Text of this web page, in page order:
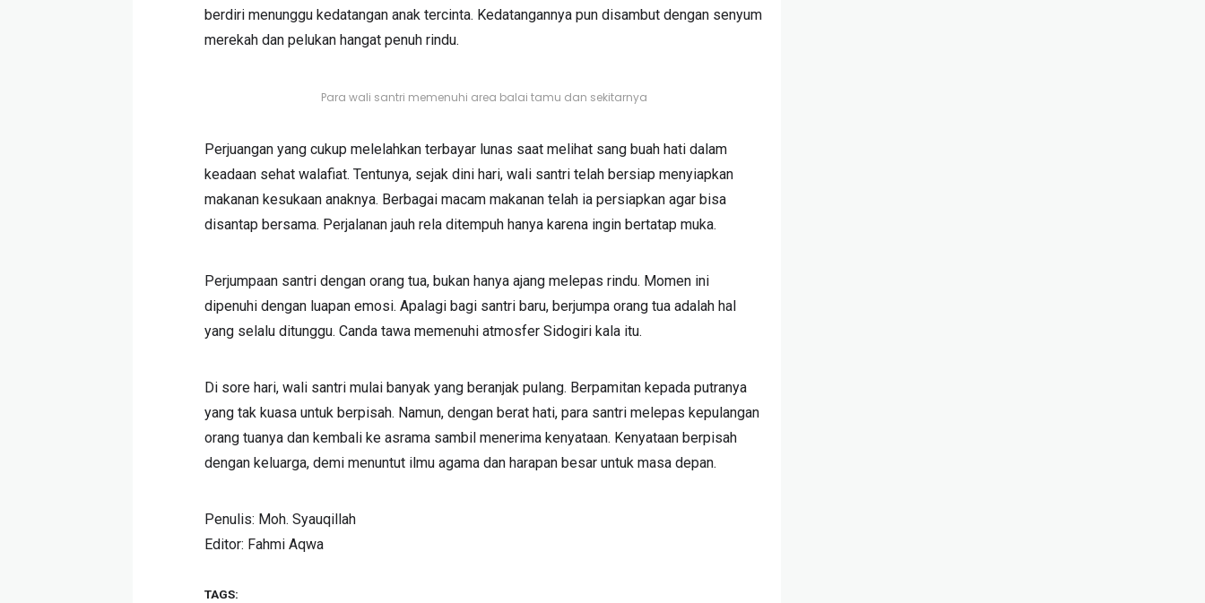
berdiri menunggu kedatangan anak tercinta. Kedatangannya pun disambut dengan senyum
merekah dan pelukan hangat penuh rindu.
Para wali santri memenuhi area balai tamu dan sekitarnya
Perjuangan yang cukup melelahkan terbayar lunas saat melihat sang buah hati dalam
keadaan sehat walafiat. Tentunya, sejak dini hari, wali santri telah bersiap menyiapkan
makanan kesukaan anaknya. Berbagai macam makanan telah ia persiapkan agar bisa
disantap bersama. Perjalanan jauh rela ditempuh hanya karena ingin bertatap muka.
Perjumpaan santri dengan orang tua, bukan hanya ajang melepas rindu. Momen ini
dipenuhi dengan luapan emosi. Apalagi bagi santri baru, berjumpa orang tua adalah hal
yang selalu ditunggu. Canda tawa memenuhi atmosfer Sidogiri kala itu.
Di sore hari, wali santri mulai banyak yang beranjak pulang. Berpamitan kepada putranya
yang tak kuasa untuk berpisah. Namun, dengan berat hati, para santri melepas kepulangan
orang tuanya dan kembali ke asrama sambil menerima kenyataan. Kenyataan berpisah
dengan keluarga, demi menuntut ilmu agama dan harapan besar untuk masa depan.
Penulis: Moh. Syauqillah
Editor: Fahmi Aqwa
TAGS: